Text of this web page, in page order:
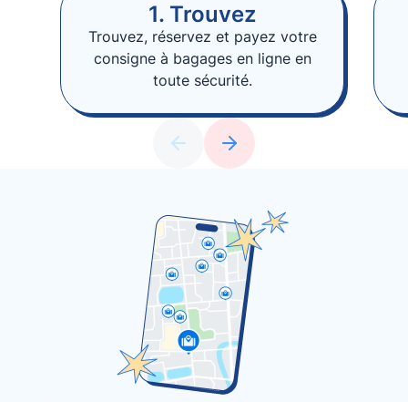
1. Trouvez
Trouvez, réservez et payez votre
consigne à bagages en ligne en
toute sécurité.